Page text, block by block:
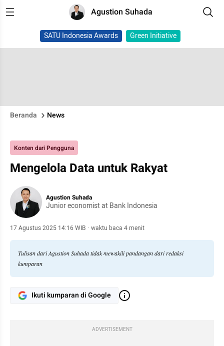
Agustion Suhada
SATU Indonesia Awards Green Initiative
Beranda News
Konten dari Pengguna
Mengelola Data untuk Rakyat
Agustion Suhada
Junior economist at Bank Indonesia
17 Agustus 2025 14:16 WIB · waktu baca 4 menit
Tulisan dari Agustion Suhada tidak mewakili pandangan dari redaksi
kumparan
Ikuti kumparan di Google
ADVERTISEMENT